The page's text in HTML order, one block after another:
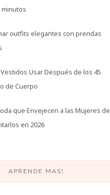
outfits elegantes con prendas
Usar Después de los 45
de Cuerpo
que Envejecen a las Mujeres de
en 2026
APRENDE MAS!